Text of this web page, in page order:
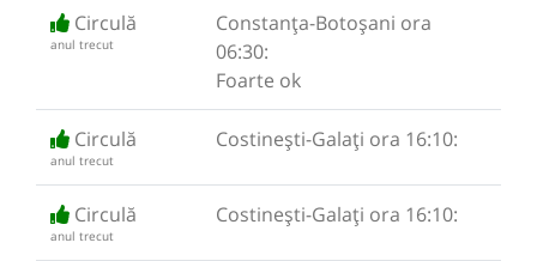
Circulă
anul trecut
Constanța-Botoșani ora
06:30:
Foarte ok
Circulă
anul trecut
Costinești-Galați ora 16:10:
Circulă
anul trecut
Costinești-Galați ora 16:10: